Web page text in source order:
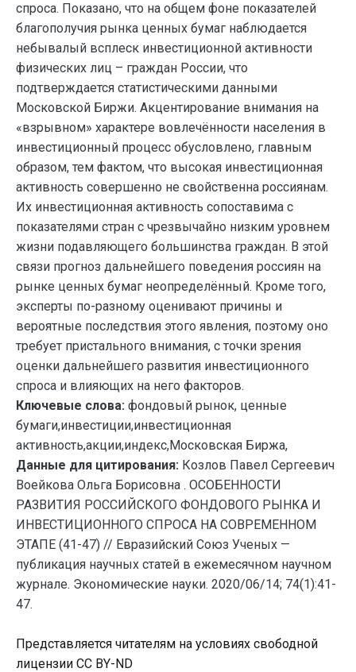
спроса. Показано, что на общем фоне показателей
благополучия рынка ценных бумаг наблюдается
небывалый всплеск инвестиционной активности
физических лиц – граждан России, что
подтверждается статистическими данными
Московской Биржи. Акцентирование внимания на
«взрывном» характере вовлечённости населения в
инвестиционный процесс обусловлено, главным
образом, тем фактом, что высокая инвестиционная
активность совершенно не свойственна россиянам.
Их инвестиционная активность сопоставима с
показателями стран с чрезвычайно низким уровнем
жизни подавляющего большинства граждан. В этой
связи прогноз дальнейшего поведения россиян на
рынке ценных бумаг неопределённый. Кроме того,
эксперты по-разному оценивают причины и
вероятные последствия этого явления, поэтому оно
требует пристального внимания, с точки зрения
оценки дальнейшего развития инвестиционного
спроса и влияющих на него факторов.
Ключевые слова: фондовый рынок, ценные
бумаги,инвестиции,инвестиционная
активность,акции,индекс,Московская Биржа,
Данные для цитирования: Козлов Павел Сергеевич
Воейкова Ольга Борисовна . ОСОБЕННОСТИ
РАЗВИТИЯ РОССИЙСКОГО ФОНДОВОГО РЫНКА И
ИНВЕСТИЦИОННОГО СПРОСА НА СОВРЕМЕННОМ
ЭТАПЕ (41-47) // Евразийский Союз Ученых —
публикация научных статей в ежемесячном научном
журнале. Экономические науки. 2020/06/14; 74(1):41-
47.
Представляется читателям на условиях свободной
лицензии CC BY-ND